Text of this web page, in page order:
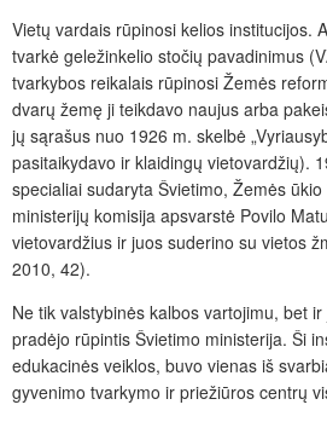
Vietų vardais rūpinosi kelios institucijos.
tvarkė geležinkelio stočių pavadinimus
tvarkybos reikalais rūpinosi Žemės
dvarų žemę ji teikdavo naujus arba
jų sąrašus nuo 1926 m. skelbė
pasitaikydavo ir klaidingų vietovardžių).
specialiai sudaryta Švietimo, Žemės
ministerijų komisija apsvarstė Povilo
vietovardžius ir juos suderino su vietos
2010, 42).
Ne tik valstybinės kalbos vartojimu, bet
pradėjo rūpintis Švietimo ministerija. Ši
edukacinės veiklos, buvo vienas iš
gyvenimo tvarkymo ir priežiūros centrų